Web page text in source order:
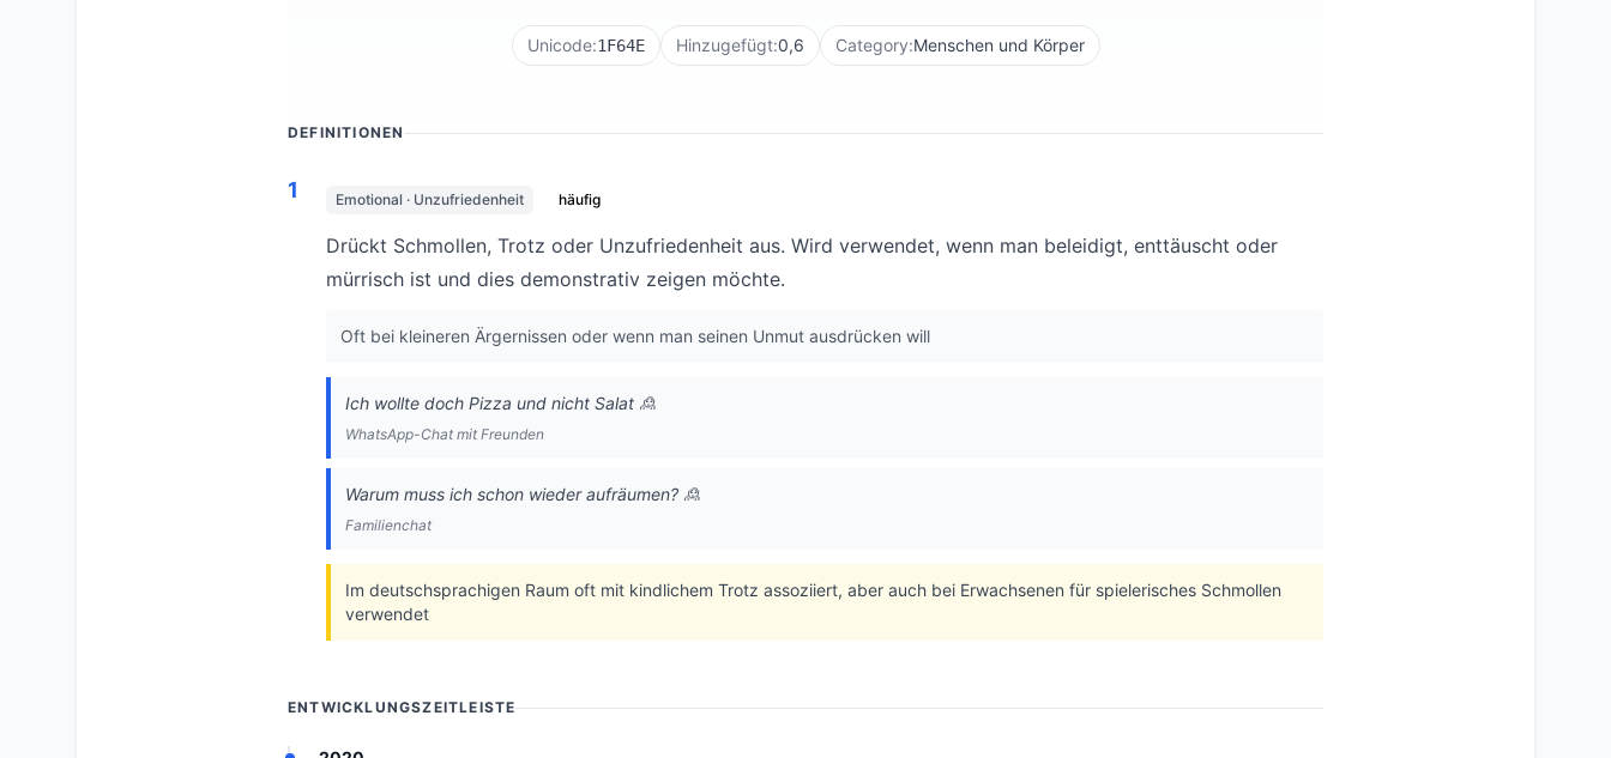
Unicode:1F64E Hinzugefügt:0,6 Category:Menschen und Körper
DEFINITIONEN
1 Emotional · Unzufriedenheit häufig
Drückt Schmollen, Trotz oder Unzufriedenheit aus. Wird verwendet, wenn man beleidigt, enttäuscht oder
mürrisch ist und dies demonstrativ zeigen möchte.
Oft bei kleineren Ärgernissen oder wenn man seinen Unmut ausdrücken will
Ich wollte doch Pizza und nicht Salat 🙎
WhatsApp-Chat mit Freunden
Warum muss ich schon wieder aufräumen? 🙎
Familienchat
Im deutschsprachigen Raum oft mit kindlichem Trotz assoziiert, aber auch bei Erwachsenen für spielerisches Schmollen
verwendet
ENTWICKLUNGSZEITLEISTE